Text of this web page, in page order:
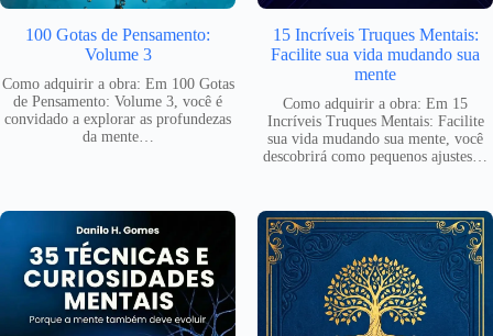
100 Gotas de Pensamento:
Volume 3
Como adquirir a obra: Em 100 Gotas
de Pensamento: Volume 3, você é
convidado a explorar as profundezas
da mente…
15 Incríveis Truques Mentais:
Facilite sua vida mudando sua
mente
Como adquirir a obra: Em 15
Incríveis Truques Mentais: Facilite
sua vida mudando sua mente, você
descobrirá como pequenos ajustes…